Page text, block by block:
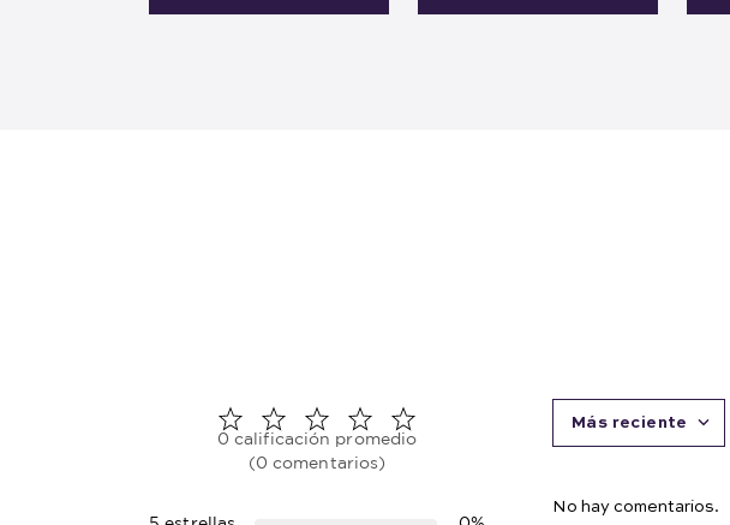
0 calificación promedio
(0 comentarios)
Más reciente
No hay comentarios.